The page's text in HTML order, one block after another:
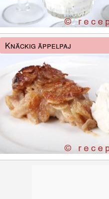
Knäckig äppelpaj